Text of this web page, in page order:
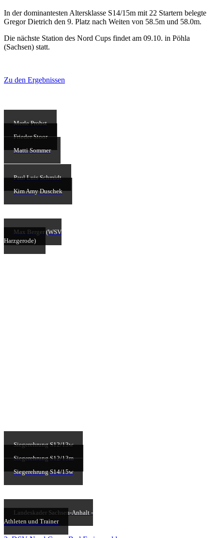
In der dominantesten Altersklasse S14/15m mit 22 Startern belegte
Gregor Dietrich den 9. Platz nach Weiten von 58.5m und 58.0m.
Die nächste Station des Nord Cups findet am 09.10. in Pöhla
(Sachsen) statt.
Zu den Ergebnissen
Merle Probst
Frieder Stoor
Matti Sommer
Paul Luis Schmidt
Kim Amy Duschek
Max Berger (WSV
Harzgerode)
Siegerehrung S12/13w
Siegerehrung S12/13m
Siegerehrung S14/15w
Landeskader Sachsen-Anhalt -
Athleten und Trainer